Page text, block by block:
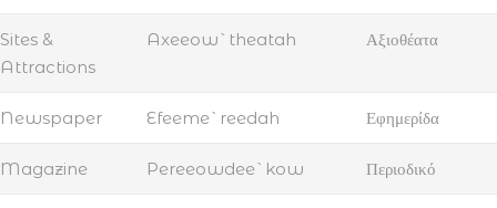
Sites &
Attractions
Axeeow`theatah Αξιοθέατα
Newspaper Efeeme`reedah Εφημερίδα
Magazine Pereeowdee`kow Περιοδικό